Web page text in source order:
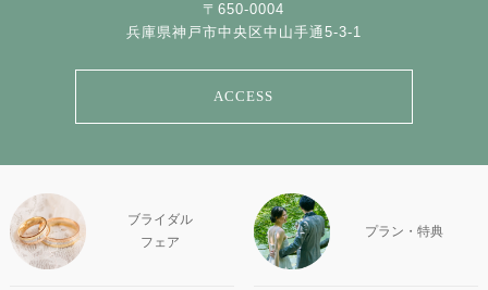
〒650-0004
兵庫県神戸市中央区中山手通5-3-1
ACCESS
ブライダル
フェア
プラン・特典